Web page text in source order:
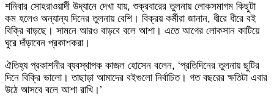
শনিবার সোহরাওয়ার্দী উদ্যানে দেখা যায়, শুক্রবারের তুলনায় লোকসমাগম কিছুটা
কম হলেও অন্যান্য দিনের তুলনায় বেশি। বিক্রয় কর্মীরা জানান, ধীরে ধীরে বই
বিক্রি বাড়ছে। সামনে আরও বাড়বে বলে আশা। এতে আগের লোকসান কাটিয়ে
ঘুরে দাঁড়াবেন প্রকাশকরা।
ঐতিহ্য প্রকাশনীর ব্যবস্থাপক কাজল হোসেন বলেন, ‘প্রতিদিনের তুলনায় ছুটির
দিনে বিক্রি ভালো। তাছাড়া আমাদের বইগুলো নির্বাচিত। গত বছরের ক্ষতিটা এবার
উঠে আসবে বলে আশা রাখি।’